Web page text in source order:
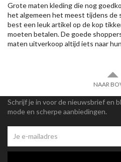
Grote maten kleding die nog
het algemeen het meest tijdens de
best een leuk artikel op de kop
moeten betalen. De goede
maten uitverkoop altijd iets naar
NAAR
Schrijf je in voor de nieuwsbrief en
mode en scherpe aanbiedingen.